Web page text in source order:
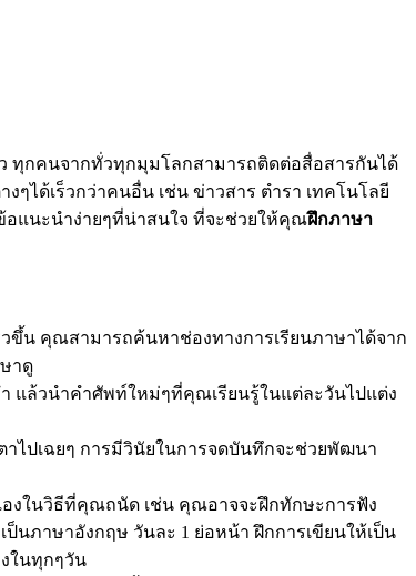
ทุกคนจากทั่วทุกมุมโลกสามารถติดต่อสื่อสารกันได้
ได้เร็วกว่าคนอื่น เช่น ข่าวสาร ตำรา เทคโนโลยี
แนะนำง่ายๆที่น่าสนใจ ที่จะช่วยให้คุณฝึกภาษา
ร็วขึ้น คุณสามารถค้นหาช่องทางการเรียนภาษาได้จาก
าดู
แล้วนำคำศัพท์ใหม่ๆที่คุณเรียนรู้ในแต่ละวันไปแต่ง
ไปเฉยๆ การมีวินัยในการจดบันทึกจะช่วยพัฒนา
งในวิธีที่คุณถนัด เช่น คุณอาจจะฝึกทักษะการฟัง
นภาษาอังกฤษ วันละ 1 ย่อหน้า ฝึกการเขียนให้เป็น
ในทุกๆวัน